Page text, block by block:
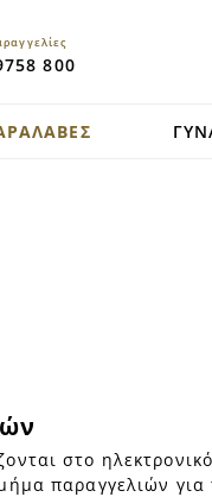
800
στο
παραγγελιών